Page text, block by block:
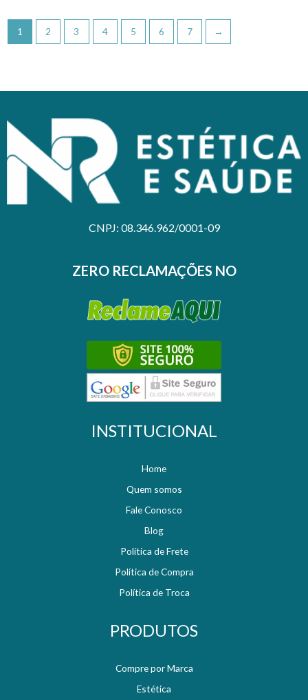
1 2 3 4 5 6 7 →
CNPJ: 08.346.962/0001-09
ZERO RECLAMAÇÕES NO
INSTITUCIONAL
Home
Quem somos
Fale Conosco
Blog
Política de Frete
Política de Compra
Política de Troca
PRODUTOS
Compre por Marca
Estética